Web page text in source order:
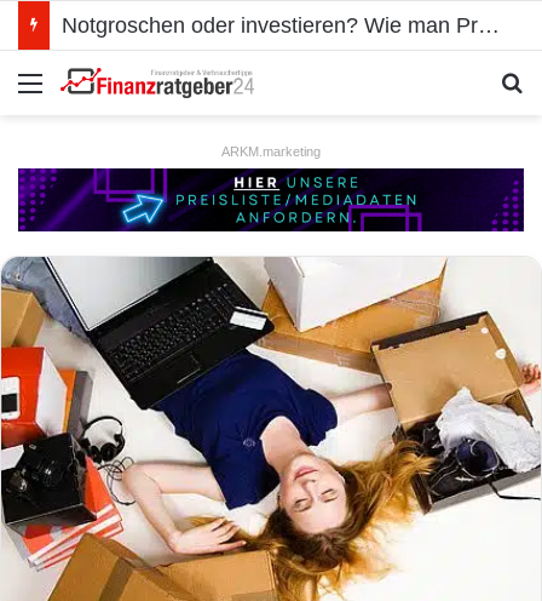
Notgroschen oder investieren? Wie man Prioritäten im eigenen Finanzplan setzt
Menü
ARKM.marketing